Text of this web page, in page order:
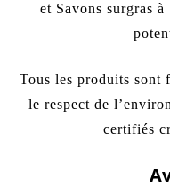
et Savons surgras
Tous les produits sont
le respect de
certifiés